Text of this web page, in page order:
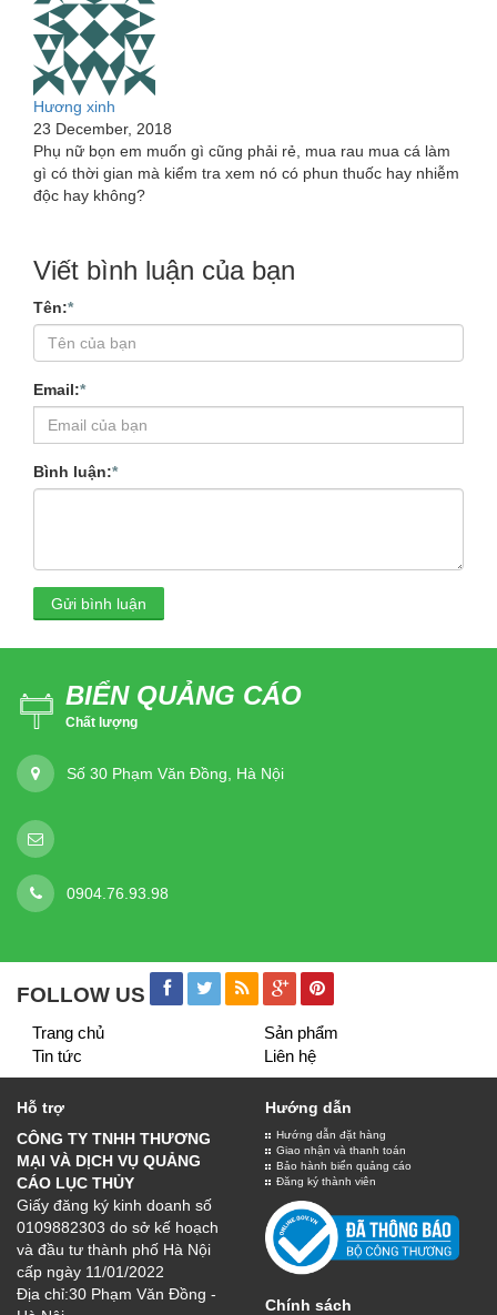
Hương xinh
23 December, 2018
Phụ nữ bọn em muốn gì cũng phải rẻ, mua rau mua cá làm
gì có thời gian mà kiểm tra xem nó có phun thuốc hay nhiễm
độc hay không?
Viết bình luận của bạn
Tên:*
Email:*
Bình luận:*
Gửi bình luận
BIỂN QUẢNG CÁO
Chất lượng
Số 30 Phạm Văn Đồng, Hà Nội